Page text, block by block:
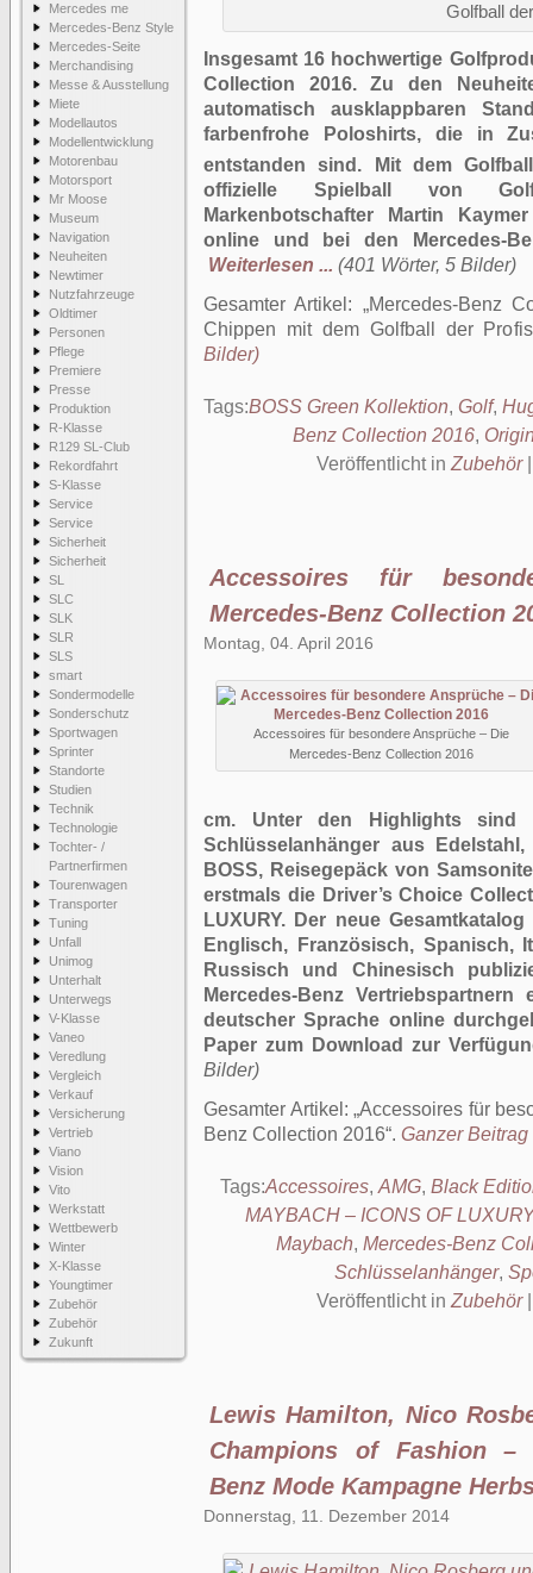
Mercedes me
Mercedes-Benz Style
Mercedes-Seite
Merchandising
Messe & Ausstellung
Miete
Modellautos
Modellentwicklung
Motorenbau
Motorsport
Mr Moose
Museum
Navigation
Neuheiten
Newtimer
Nutzfahrzeuge
Oldtimer
Personen
Pflege
Premiere
Presse
Produktion
R-Klasse
R129 SL-Club
Rekordfahrt
S-Klasse
Service
Service
Sicherheit
Sicherheit
SL
SLC
SLK
SLR
SLS
smart
Sondermodelle
Sonderschutz
Sportwagen
Sprinter
Standorte
Studien
Technik
Technologie
Tochter- /
Partnerfirmen
Tourenwagen
Transporter
Tuning
Unfall
Unimog
Unterhalt
Unterwegs
V-Klasse
Vaneo
Veredlung
Vergleich
Verkauf
Versicherung
Vertrieb
Viano
Vision
Vito
Werkstatt
Wettbewerb
Winter
X-Klasse
Youngtimer
Zubehör
Zubehör
Zukunft
Golfball
Insgesamt 16 hochwertige
Collection 2016. Zu den
automatisch ausklappbaren
farbenfrohe Poloshirts, die in
entstanden sind. Mit dem
offizielle Spielball von
Markenbotschafter Martin
online und bei den Mercedes-
Weiterlesen ... (401 Wörter, 5 Bilder)
Gesamter Artikel:
Mercedes-Benz
Chippen mit dem Golfball der Profis
Bilder)
Tags:BOSS Green Kollektion, Golf,
Benz Collection 2016,
Veröffentlicht in Zubehör
Accessoires für
Mercedes-Benz Collection
Montag, 04. April 2016
Accessoires für besondere Ansprüche – Die
Mercedes-Benz Collection 2016
cm. Unter den Highlights sind
Schlüsselanhänger aus
BOSS, Reisegepäck von
erstmals die Driver’s Choice
LUXURY. Der neue
Englisch, Französisch, Spanisch,
Russisch und Chinesisch
Mercedes-Benz
deutscher Sprache online
Paper zum Download zur
Bilder)
Gesamter Artikel: Accessoires für
Benz Collection 2016 . Ganzer
Tags:Accessoires, AMG, Black
MAYBACH – ICONS OF
Maybach, Mercedes-Benz
Schlüsselanhänger,
Veröffentlicht in Zubehör
Lewis Hamilton, Nico
Champions of Fashion –
Benz Mode Kampagne
Donnerstag, 11. Dezember 2014